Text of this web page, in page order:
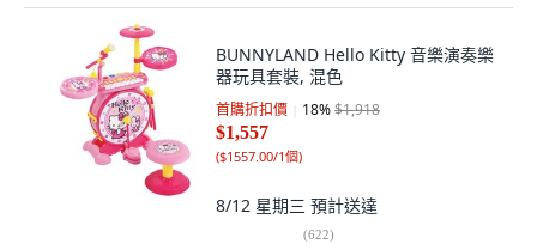
BUNNYLAND Hello Kitty 音樂演奏樂
器玩具套裝, 混色
首購折扣價 18%$1,918
$1,557
($1557.00/1個)
8/12 星期三 預計送達
(622)